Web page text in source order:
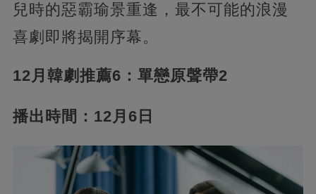
兒時的惡霸瑜景重逢，最不可能的浪漫
喜劇即將揭開序幕。
12月韓劇推薦6：單戀原聲帶2
播出時間：12月6日